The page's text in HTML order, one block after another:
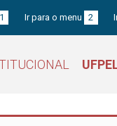
1 Ir para o menu 2